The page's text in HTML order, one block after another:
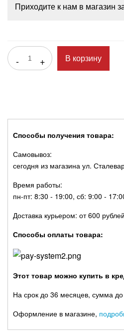
Приходите к нам в магазин
- + В корзину
Способы получения товара:
Самовывоз:
сегодня из магазина ул.
Время работы:
пн-пт: 8:30 - 19:00, сб: 9:00 -
Доставка курьером: от 600 рублей
Способы оплаты товара:
Этот товар можно купить в
На срок до 36 месяцев, сумма
Оформление в магазине,